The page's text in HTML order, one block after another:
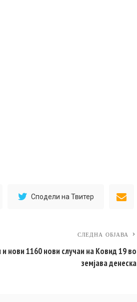
Сподели на Твитер
СЛЕДНА ОБЈАВА
нови 1160 нови случаи на Ковид 19 во
земјава денеска